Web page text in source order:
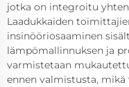
jotka on integroitu
Laadukkaiden
insinööriosaaminen
lämpömallinnuksen ja
varmistetaan
ennen valmistusta,